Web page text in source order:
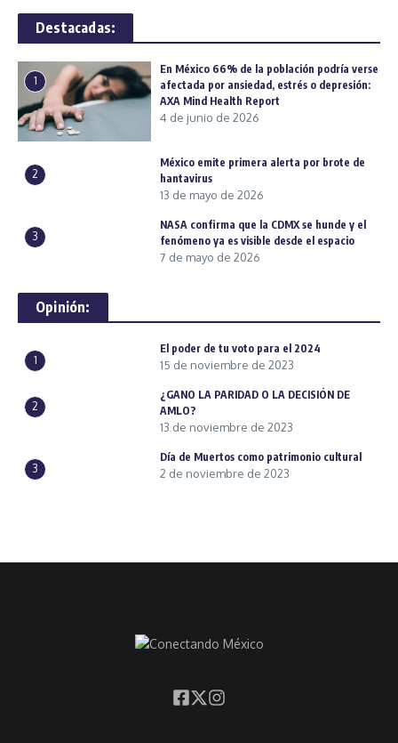
Destacadas:
1
En México 66% de la población podría verse
afectada por ansiedad, estrés o depresión:
AXA Mind Health Report
4 de junio de 2026
2
México emite primera alerta por brote de
hantavirus
13 de mayo de 2026
3
NASA confirma que la CDMX se hunde y el
fenómeno ya es visible desde el espacio
7 de mayo de 2026
Opinión:
1
El poder de tu voto para el 2024
15 de noviembre de 2023
2
¿GANO LA PARIDAD O LA DECISIÓN DE
AMLO?
13 de noviembre de 2023
3
Día de Muertos como patrimonio cultural
2 de noviembre de 2023